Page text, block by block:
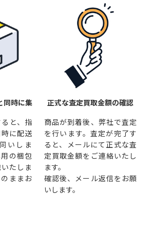
同時に集
と、指
に配送
いしま
の梱包
たしま
ままお
正式な査定買取金額の確認
商品が到着後、弊社で査定
を行います。査定が完了す
ると、メールにて正式な査
定買取金額をご連絡いたし
ます。
確認後、メール返信をお願
いします。